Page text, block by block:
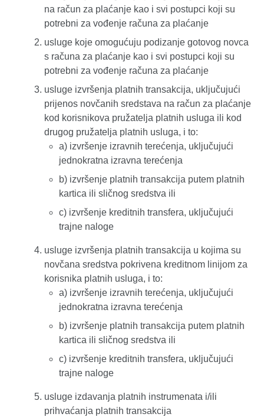
na račun za plaćanje kao i svi postupci koji su
potrebni za vođenje računa za plaćanje
usluge koje omogućuju podizanje gotovog novca
s računa za plaćanje kao i svi postupci koji su
potrebni za vođenje računa za plaćanje
usluge izvršenja platnih transakcija, uključujući
prijenos novčanih sredstava na račun za plaćanje
kod korisnikova pružatelja platnih usluga ili kod
drugog pružatelja platnih usluga, i to:
a) izvršenje izravnih terećenja, uključujući
jednokratna izravna terećenja
b) izvršenje platnih transakcija putem platnih
kartica ili sličnog sredstva ili
c) izvršenje kreditnih transfera, uključujući
trajne naloge
usluge izvršenja platnih transakcija u kojima su
novčana sredstva pokrivena kreditnom linijom za
korisnika platnih usluga, i to:
a) izvršenje izravnih terećenja, uključujući
jednokratna izravna terećenja
b) izvršenje platnih transakcija putem platnih
kartica ili sličnog sredstva ili
c) izvršenje kreditnih transfera, uključujući
trajne naloge
usluge izdavanja platnih instrumenata i/ili
prihvaćanja platnih transakcija